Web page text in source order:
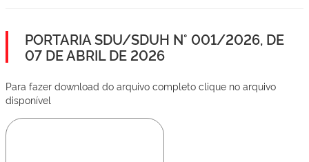
PORTARIA SDU/SDUH N° 001/2026, DE
07 DE ABRIL DE 2026
Para fazer download do arquivo completo clique no arquivo
disponível